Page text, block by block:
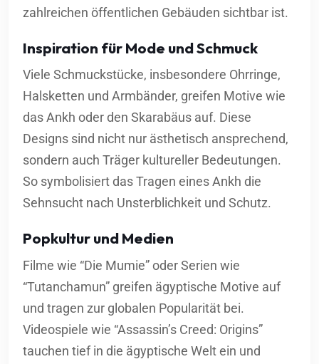
zahlreichen öffentlichen Gebäuden sichtbar ist.
Inspiration für Mode und Schmuck
Viele Schmuckstücke, insbesondere Ohrringe,
Halsketten und Armbänder, greifen Motive wie
das Ankh oder den Skarabäus auf. Diese
Designs sind nicht nur ästhetisch ansprechend,
sondern auch Träger kultureller Bedeutungen.
So symbolisiert das Tragen eines Ankh die
Sehnsucht nach Unsterblichkeit und Schutz.
Popkultur und Medien
Filme wie “Die Mumie” oder Serien wie
“Tutanchamun” greifen ägyptische Motive auf
und tragen zur globalen Popularität bei.
Videospiele wie “Assassin’s Creed: Origins”
tauchen tief in die ägyptische Welt ein und